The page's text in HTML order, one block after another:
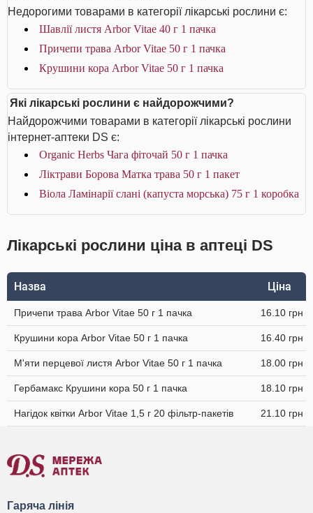
Недорогими товарами в категорії лікарські рослини є:
Шавлії листя Arbor Vitae 40 г 1 пачка
Причепи трава Arbor Vitae 50 г 1 пачка
Крушини кора Arbor Vitae 50 г 1 пачка
Які лікарські рослини є найдорожчими?
Найдорожчими товарами в категорії лікарські рослини
інтернет-аптеки DS є:
Organic Herbs Чага фіточай 50 г 1 пачка
Ліктрави Борова Матка трава 50 г 1 пакет
Віола Ламінарії слані (капуста морська) 75 г 1 коробка
Лікарські рослини ціна в аптеці DS
Назва Ціна
Причепи трава Arbor Vitae 50 г 1 пачка 16.10 грн
Крушини кора Arbor Vitae 50 г 1 пачка 16.40 грн
М'яти перцевої листя Arbor Vitae 50 г 1 пачка 18.00 грн
Гербамакс Крушини кора 50 г 1 пачка 18.10 грн
Нагідок квітки Arbor Vitae 1,5 г 20 фільтр-пакетів 21.10 грн
Гаряча лінія